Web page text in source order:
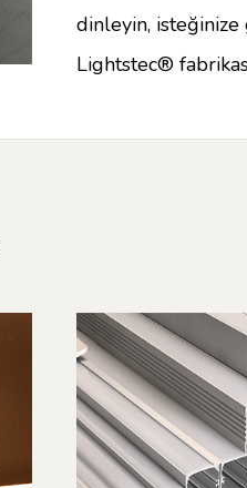
dinleyin,
Lightstec®